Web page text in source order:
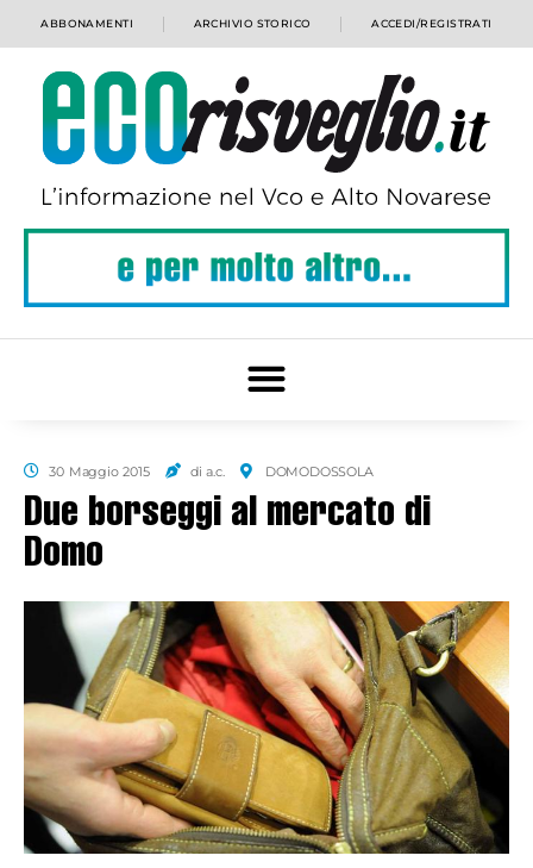
ABBONAMENTI ARCHIVIO STORICO ACCEDI/REGISTRATI
30 Maggio 2015 di a.c. DOMODOSSOLA
Due borseggi al mercato di
Domo